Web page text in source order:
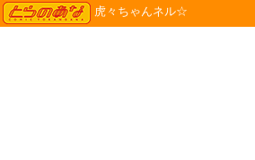
TORANOANA
虎々ちゃんネル☆